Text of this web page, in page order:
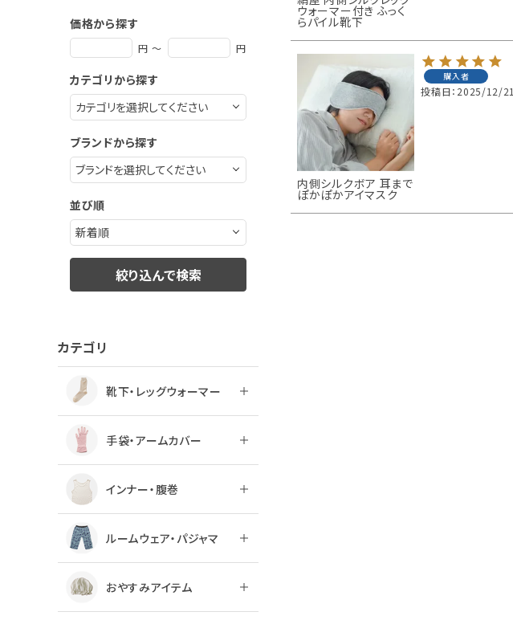
価格から探す
円 ～ 円
カテゴリから探す
ブランドから探す
並び順
絞り込んで検索
カテゴリ
靴下・レッグウォーマー
手袋・アームカバー
インナー・腹巻
ルームウェア・パジャマ
おやすみアイテム
ウォーマー付き ふっく
らパイル靴下
内側シルクボア 耳まで
ぽかぽかアイマスク
購入者
投稿日 2025/12/21